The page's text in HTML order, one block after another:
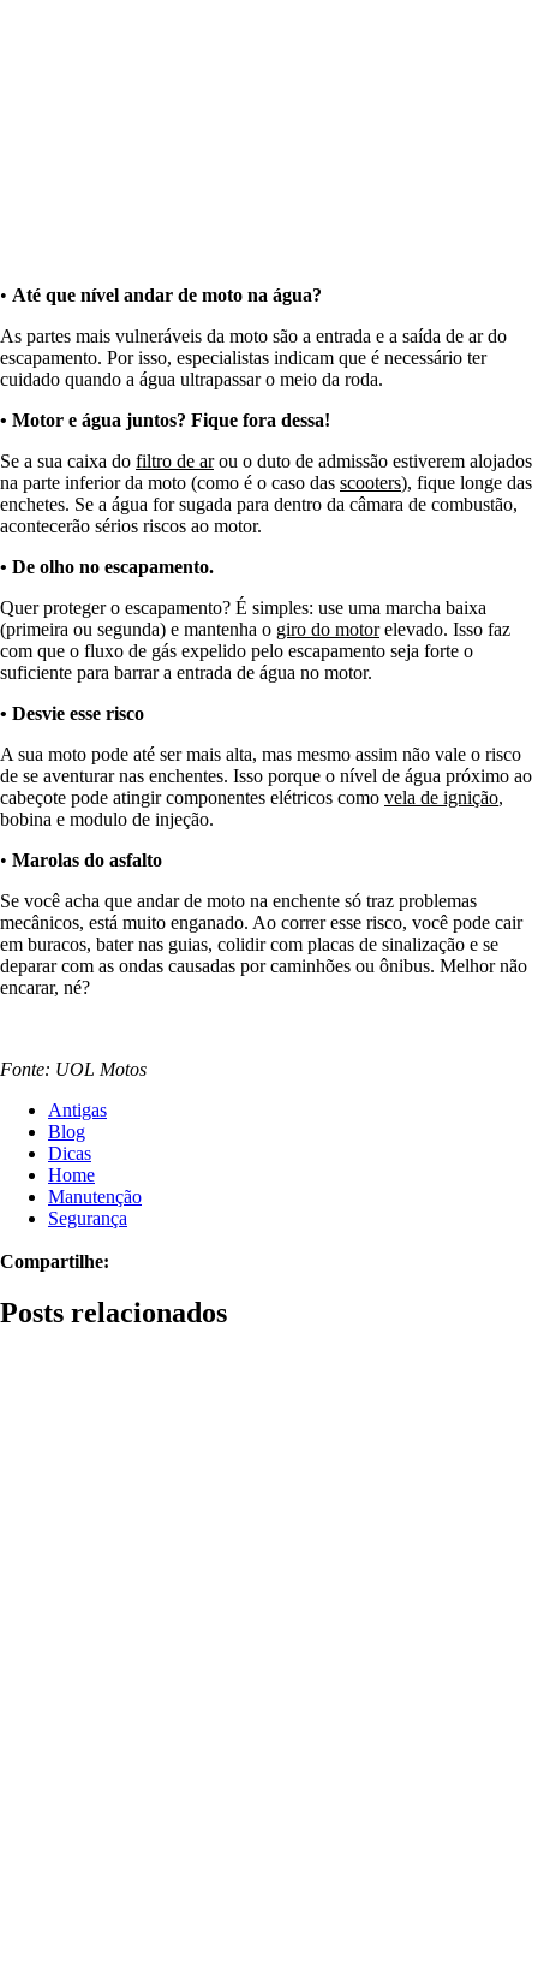
• Até que nível andar de moto na água?
As partes mais vulneráveis da moto são a entrada e a saída de ar do
escapamento. Por isso, especialistas indicam que é necessário ter
cuidado quando a água ultrapassar o meio da roda.
• Motor e água juntos? Fique fora dessa!
Se a sua caixa do filtro de arou o duto de admissão estiverem alojados
na parte inferior da moto (como é o caso das scooters), fique longe das
enchetes. Se a água for sugada para dentro da câmara de combustão,
acontecerão sérios riscos ao motor.
• De olho no escapamento.
Quer proteger o escapamento? É simples: use uma marcha baixa
(primeira ou segunda) e mantenha o giro do motorelevado. Isso faz
com que o fluxo de gás expelido pelo escapamento seja forte o
suficiente para barrar a entrada de água no motor.
• Desvie esse risco
A sua moto pode até ser mais alta, mas mesmo assim não vale o risco
de se aventurar nas enchentes. Isso porque o nível de água próximo ao
cabeçote pode atingir componentes elétricos como vela de ignição,
bobina e modulo de injeção.
• Marolas do asfalto
Se você acha que andar de moto na enchente só traz problemas
mecânicos, está muito enganado. Ao correr esse risco, você pode cair
em buracos, bater nas guias, colidir com placas de sinalização e se
deparar com as ondas causadas por caminhões ou ônibus. Melhor não
encarar, né?
Fonte: UOL Motos
Antigas
Blog
Dicas
Home
Manutenção
Segurança
Compartilhe:
Posts relacionados